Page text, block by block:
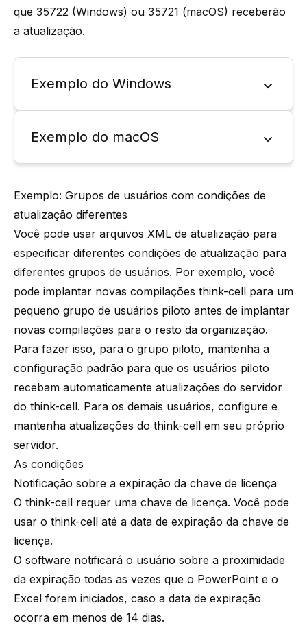
que 35722 (Windows) ou 35721 (macOS) receberão
a atualização.
Exemplo do Windows
Exemplo do macOS
Exemplo: Grupos de usuários com condições de
atualização diferentes
Você pode usar arquivos XML de atualização para
especificar diferentes condições de atualização para
diferentes grupos de usuários. Por exemplo, você
pode implantar novas compilações think-cell para um
pequeno grupo de usuários piloto antes de implantar
novas compilações para o resto da organização.
Para fazer isso, para o grupo piloto, mantenha a
configuração padrão para que os usuários piloto
recebam automaticamente atualizações do servidor
do think-cell. Para os demais usuários, configure e
mantenha atualizações do think-cell em seu próprio
servidor.
As condições
Notificação sobre a expiração da chave de licença
O think-cell requer uma chave de licença. Você pode
usar o think-cell até a data de expiração da chave de
licença.
O software notificará o usuário sobre a proximidade
da expiração todas as vezes que o PowerPoint e o
Excel forem iniciados, caso a data de expiração
ocorra em menos de 14 dias.